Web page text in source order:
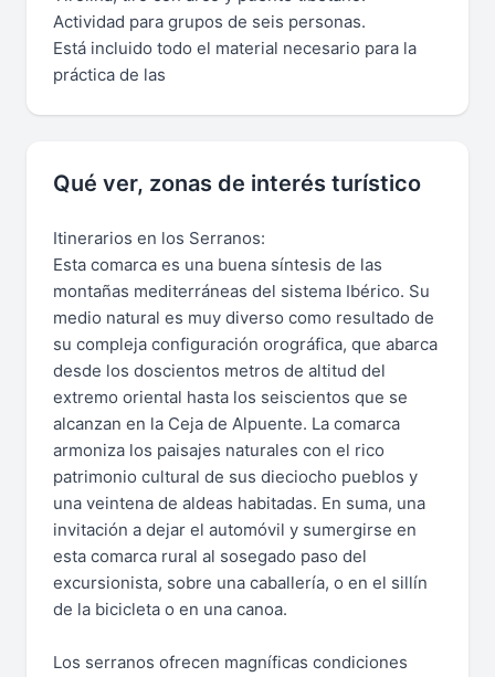
Actividad para grupos de seis personas.
Está incluido todo el material necesario para la
práctica de las
Qué ver, zonas de interés turístico
Itinerarios en los Serranos:
Esta comarca es una buena síntesis de las
montañas mediterráneas del sistema Ibérico. Su
medio natural es muy diverso como resultado de
su compleja configuración orográfica, que abarca
desde los doscientos metros de altitud del
extremo oriental hasta los seiscientos que se
alcanzan en la Ceja de Alpuente. La comarca
armoniza los paisajes naturales con el rico
patrimonio cultural de sus dieciocho pueblos y
una veintena de aldeas habitadas. En suma, una
invitación a dejar el automóvil y sumergirse en
esta comarca rural al sosegado paso del
excursionista, sobre una caballería, o en el sillín
de la bicicleta o en una canoa.
Los serranos ofrecen magníficas condiciones